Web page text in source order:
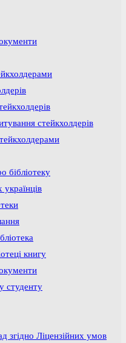
стейкхолдерів
бібліотеку
українців
книгу
студенту
згідно Ліцензійних умов